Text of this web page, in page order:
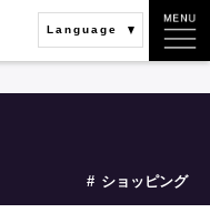
Language
ショッピング